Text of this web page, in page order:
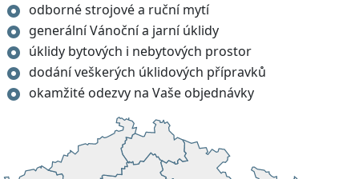
odborné strojové a ruční mytí
generální Vánoční a jarní úklidy
úklidy bytových i nebytových prostor
dodání veškerých úklidových přípravků
okamžité odezvy na Vaše objednávky